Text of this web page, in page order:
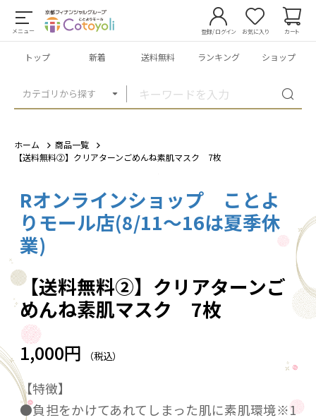
メニュー
カテゴリから探す
登録/ログイン お気に入り カート
トップ 新着 送料無料 ランキング ショップ
ホーム
商品一覧
【送料無料②】クリアターンごめんね素肌マスク 7枚
Rオンラインショップ ことよ
りモール店(8/11～16は夏季休
業)
【送料無料②】クリアターンご
めんね素肌マスク 7枚
1,000円 （税込）
【特徴】
●負担をかけてあれてしまった肌に素肌環境※1